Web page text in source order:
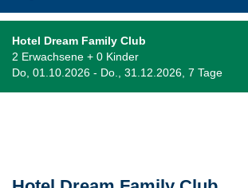
Hotel Dream Family Club
2 Erwachsene + 0 Kinder
Do, 01.10.2026 - Do., 31.12.2026, 7 Tage